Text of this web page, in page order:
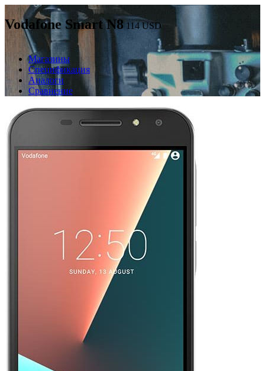
Vodafone Smart N8 114USD
Магазины
Спецификация
Аналоги
Сравнение